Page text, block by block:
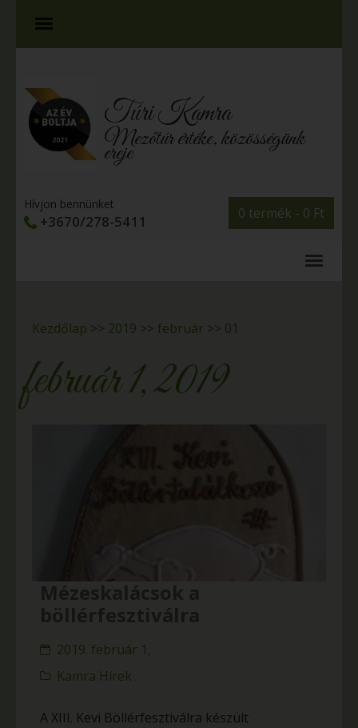
Túri Kamra
Mezőtúr értéke, közösségünk
ereje
0 termék - 0 Ft
Hívjon bennünket
+3670/278-5411
Kezdőlap >> 2019 >> február >> 01
február 1, 2019
2019. február 1,
Kamra Hírek
A XIII. Kevi Böllérfesztiválra készült